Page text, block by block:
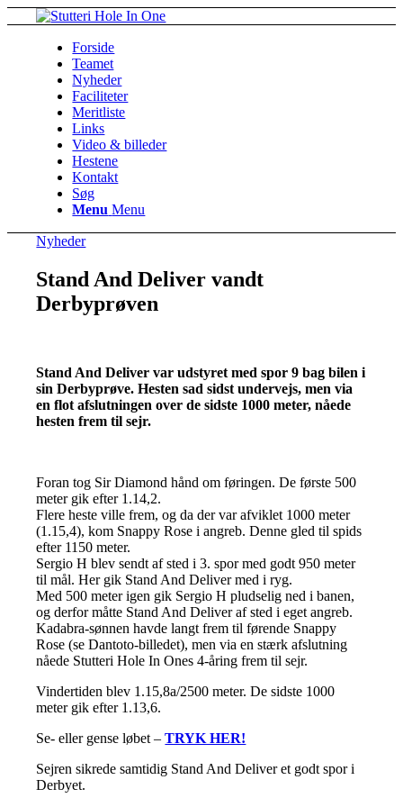
Forside
Teamet
Nyheder
Faciliteter
Meritliste
Links
Video & billeder
Hestene
Kontakt
Søg
Menu Menu
Nyheder
Stand And Deliver vandt
Derbyprøven
Stand And Deliver var udstyret med spor 9 bag bilen i
sin Derbyprøve. Hesten sad sidst undervejs, men via
en flot afslutningen over de sidste 1000 meter, nåede
hesten frem til sejr.
Foran tog Sir Diamond hånd om føringen. De første 500
meter gik efter 1.14,2.
Flere heste ville frem, og da der var afviklet 1000 meter
(1.15,4), kom Snappy Rose i angreb. Denne gled til spids
efter 1150 meter.
Sergio H blev sendt af sted i 3. spor med godt 950 meter
til mål. Her gik Stand And Deliver med i ryg.
Med 500 meter igen gik Sergio H pludselig ned i banen,
og derfor måtte Stand And Deliver af sted i eget angreb.
Kadabra-sønnen havde langt frem til førende Snappy
Rose (se Dantoto-billedet), men via en stærk afslutning
nåede Stutteri Hole In Ones 4-åring frem til sejr.
Vindertiden blev 1.15,8a/2500 meter. De sidste 1000
meter gik efter 1.13,6.
Se- eller gense løbet –TRYK HER!
Sejren sikrede samtidig Stand And Deliver et godt spor i
Derbyet.